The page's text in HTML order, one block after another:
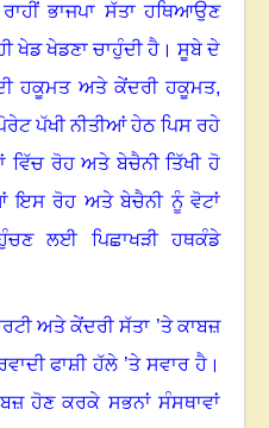
ਭਾਜਪਾ ਸੱਤਾ ਹਥਿਆਉਣ
ਖੇਡ ਖੇਡਣਾ ਚਾਹੁੰਦੀ ਹੈ । ਸੂਬੇ ਦੇ
ਹਕੂਮਤ ਅਤੇ ਕੇਂਦਰੀ ਹਕੂਮਤ,
ਪੱਖੀ ਨੀਤੀਆਂ ਹੇਠ ਪਿਸ ਰਹੇ
ਵਿੱਚ ਰੋਹ ਅਤੇ ਬੇਚੈਨੀ ਤਿੱਖੀ ਹੋ
ਇਸ ਰੋਹ ਅਤੇ ਬੇਚੈਨੀ ਨੂੰ ਵੋਟਾਂ
ਲਈ ਪਿਛਾਖੜੀ ਹਥਕੰਡੇ
ਅਤੇ ਕੇਂਦਰੀ ਸੱਤਾ ’ਤੇ ਕਾਬਜ਼
ਫਾਸ਼ੀ ਹੱਲੇ ’ਤੇ ਸਵਾਰ ਹੈ ।
ਹੋਣ ਕਰਕੇ ਸਭਨਾਂ ਸੰਸਥਾਵਾਂ